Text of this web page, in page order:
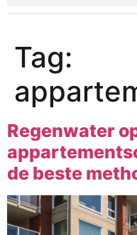
Tag:
Regenwater
de beste